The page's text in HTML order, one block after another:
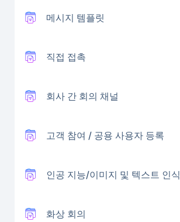
메시지 템플릿
직접 접촉
회사 간 회의 채널
고객 참여 / 공용 사용자 등록
인공 지능/이미지 및 텍스트 인식
화상 회의